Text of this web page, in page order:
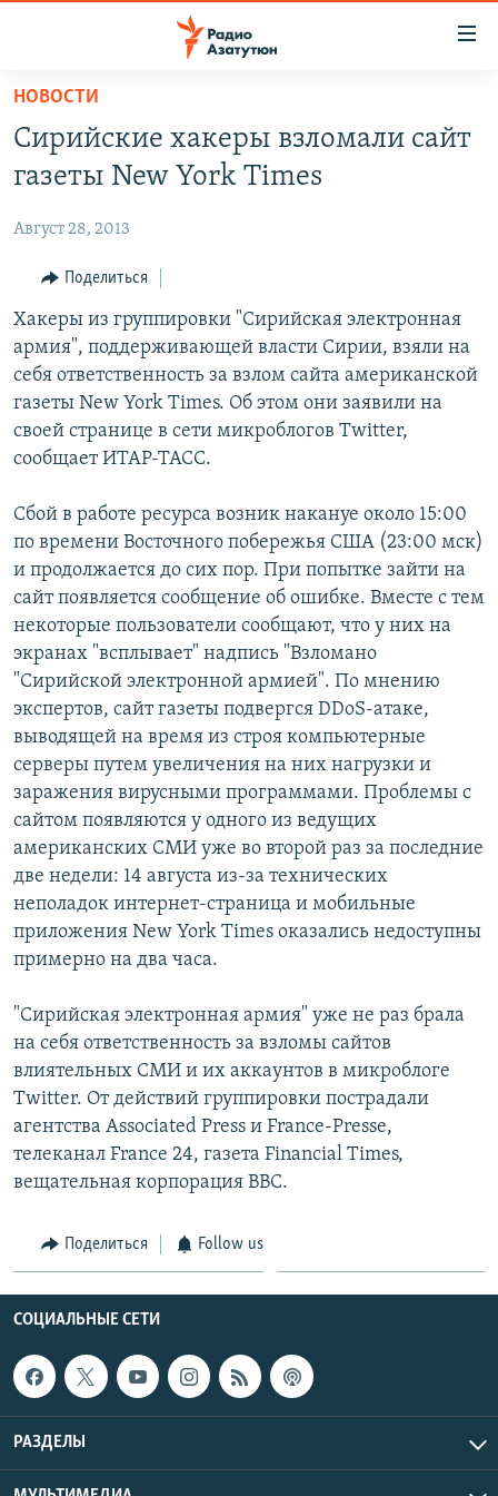
Перейти
основному
содержанию
навигации
Перейти
поиску
НОВОСТИ
ОБЩЕСТВО
ЭКОНОМИКА
РЕГИОН
НАГОРНЫЙ КАРАБАХ
КУЛЬТУРА
СПОРТ
Հայերեն
English
Русский
Все сайты Радио Азатутюн
НОВОСТИ
Сирийские хакеры взломали сайт
газеты New York Times
Август 28, 2013
Поделиться
Хакеры из группировки "Сирийская электронная
армия", поддерживающей власти Сирии, взяли на
себя ответственность за взлом сайта американской
газеты New York Times. Об этом они заявили на
своей странице в сети микроблогов Twitter,
сообщает ИТАР-ТАСС.
Сбой в работе ресурса возник накануе около 15:00
по времени Восточного побережья США (23:00 мск)
и продолжается до сих пор. При попытке зайти на
сайт появляется сообщение об ошибке. Вместе с тем
некоторые пользователи сообщают, что у них на
экранах "всплывает" надпись "Взломано
"Сирийской электронной армией". По мнению
экспертов, сайт газеты подвергся DDoS-атаке,
выводящей на время из строя компьютерные
серверы путем увеличения на них нагрузки и
заражения вирусными программами. Проблемы с
сайтом появляются у одного из ведущих
американских СМИ уже во второй раз за последние
две недели: 14 августа из-за технических
неполадок интернет-страница и мобильные
приложения New York Times оказались недоступны
примерно на два часа.
"Сирийская электронная армия" уже не раз брала
на себя ответственность за взломы сайтов
влиятельных СМИ и их аккаунтов в микроблоге
Twitter. От действий группировки пострадали
агентства Associated Press и France-Presse,
телеканал France 24, газета Financial Times,
вещательная корпорация BBC.
Поделиться Follow us
СОЦИАЛЬНЫЕ СЕТИ
РАЗДЕЛЫ